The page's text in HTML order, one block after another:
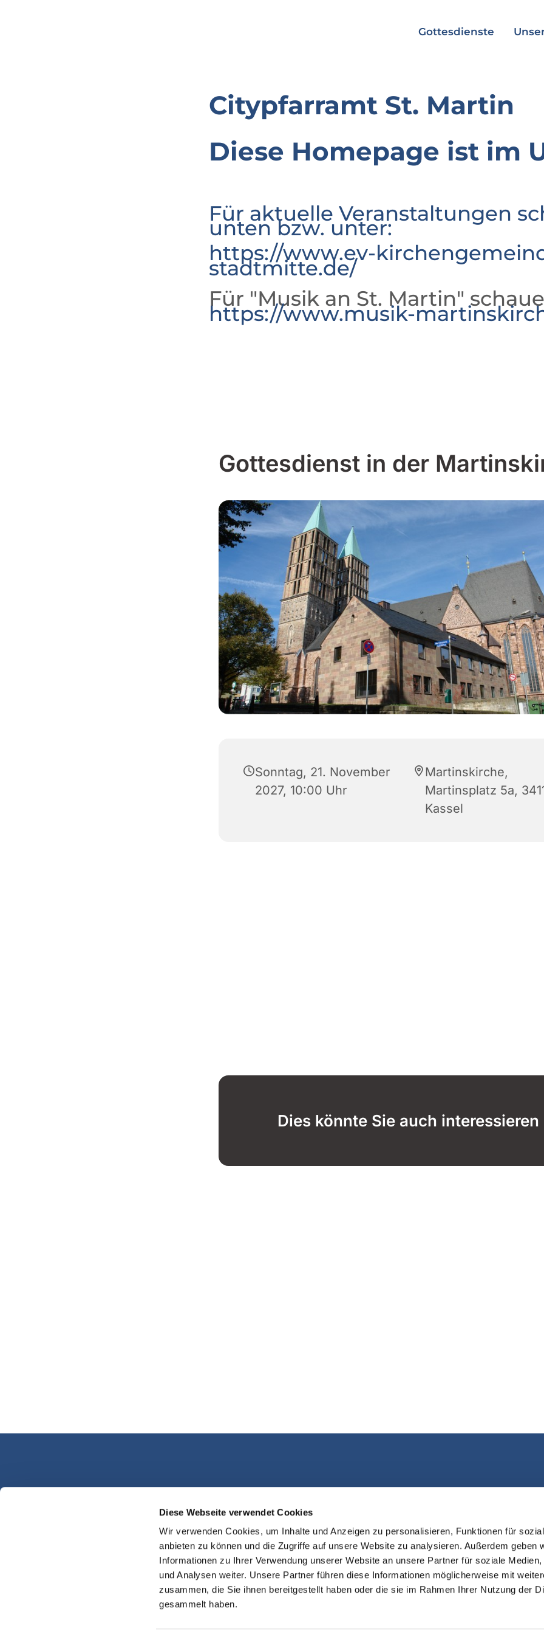
Diese Webseite verwendet Cookies
Wir verwenden Cookies, um Inhalte und Anzeigen zu personalisieren, Funktionen für
anbieten zu können und die Zugriffe auf unsere Website zu analysieren. Außerdem geben
Informationen zu Ihrer Verwendung unserer Website an unsere Partner für soziale Medien,
und Analysen weiter. Unsere Partner führen diese Informationen möglicherweise mit
zusammen, die Sie ihnen bereitgestellt haben oder die sie im Rahmen Ihrer Nutzung der
gesammelt haben.
Gottesdienste
Citypfarramt St. Martin
Diese Homepage ist im
Für aktuelle Veranstaltungen
unten bzw. unter:
https://www.ev-
stadtmitte.de/
Für "Musik an St. Martin"
https://www.musik-
Gottesdienst in der
Sonntag, 21. November
2027, 10:00 Uhr
Martinskirche,
Martinsplatz 5a,
Kassel
Dies könnte Sie auch interessieren
Kassel Martinsplatz
Impressum